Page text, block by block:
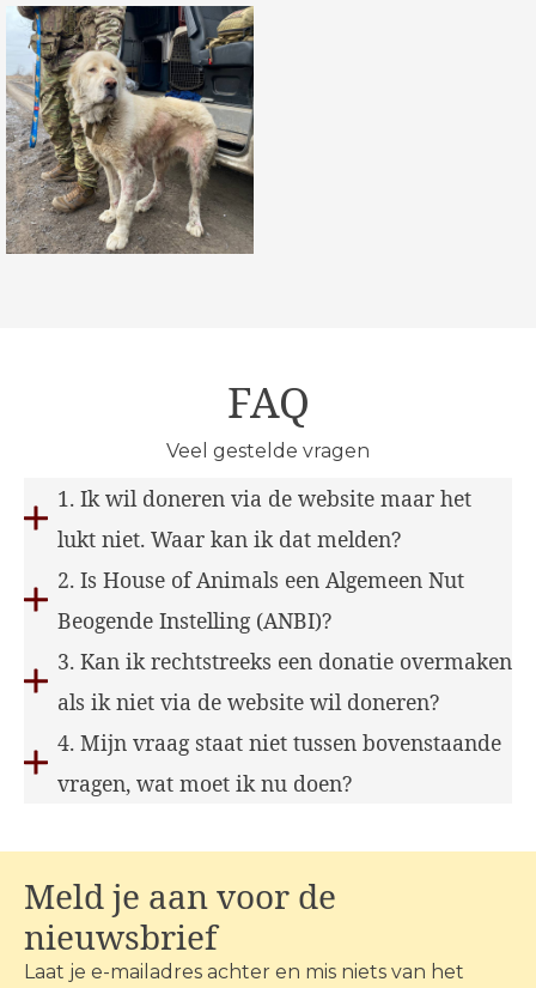
FAQ
Veel gestelde vragen
1. Ik wil doneren via de website maar het
lukt niet. Waar kan ik dat melden?
2. Is House of Animals een Algemeen Nut
Beogende Instelling (ANBI)?
3. Kan ik rechtstreeks een donatie overmaken
als ik niet via de website wil doneren?
4. Mijn vraag staat niet tussen bovenstaande
vragen, wat moet ik nu doen?
Meld je aan voor de
nieuwsbrief
Laat je e-mailadres achter en mis niets van het